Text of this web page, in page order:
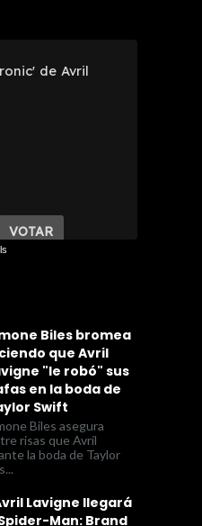
Biles bromea
que Avril
"le robó" sus
en la boda de
Swift
Biles asegura
risas que Avril
la boda de Taylor
Lavigne llegará
Man: Brand